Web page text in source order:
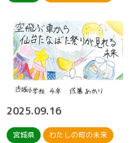
2025.09.16
宮城県 わたしの町の未来